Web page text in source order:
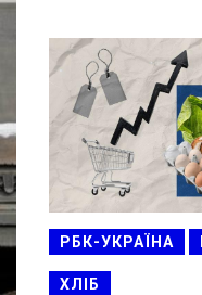
РБК-УКРАЇНА
ХЛІБ